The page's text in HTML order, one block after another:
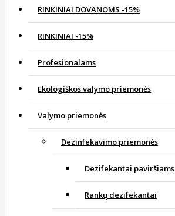
RINKINIAI DOVANOMS -15%
RINKINIAI -15%
Profesionalams
Ekologiškos valymo priemonės
Valymo priemonės
Dezinfekavimo priemonės
Dezifekantai paviršiams
Rankų dezifekantai